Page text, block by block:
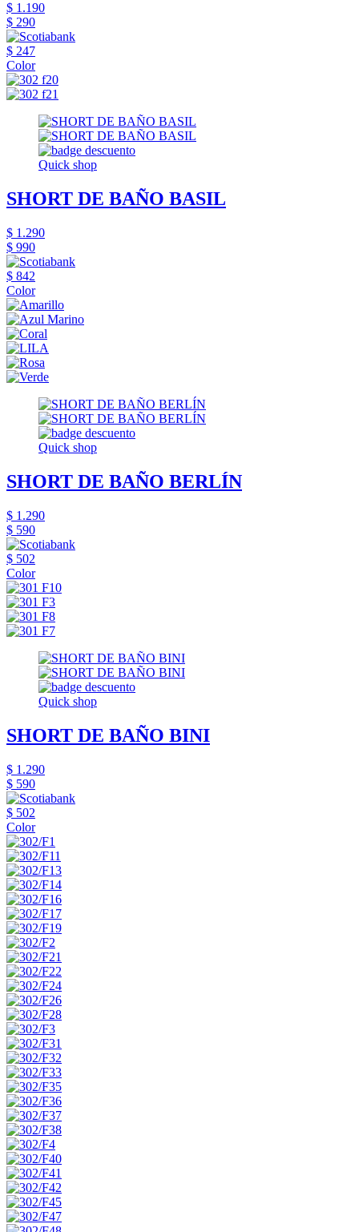
$ 1.190
$ 290
$ 247
Color
Quick shop
SHORT DE BAÑO BASIL
$ 1.290
$ 990
$ 842
Color
Quick shop
SHORT DE BAÑO BERLÍN
$ 1.290
$ 590
$ 502
Color
Quick shop
SHORT DE BAÑO BINI
$ 1.290
$ 590
$ 502
Color